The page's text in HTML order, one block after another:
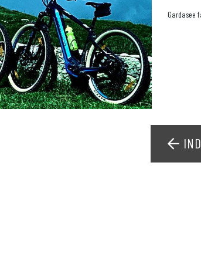
Gardasee